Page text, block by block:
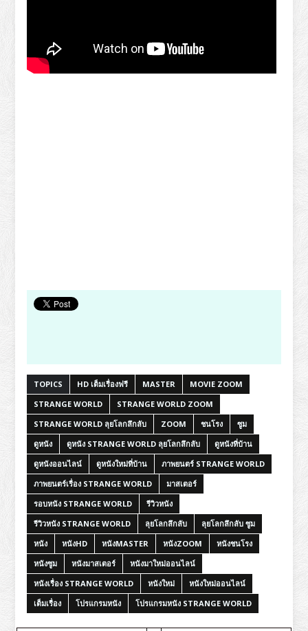
TOPICS HD เต็มเรื่องฟรี MASTER
MOVIE ZOOM
STRANGE WORLD
STRANGE WORLD ZOOM
STRANGE WORLD ลุยโลกลึกลับ
ZOOM ชนโรง
ซูม
ดูหนัง
ดูหนัง STRANGE WORLD ลุยโลกลึกลับ
ดูหนังที่บ้าน
ดูหนังออนไลน์
ดูหนังใหม่ที่บ้าน
ภาพยนตร์ STRANGE WORLD
ภาพยนตร์เรื่อง STRANGE WORLD
มาสเตอร์
รอบหนัง STRANGE WORLD
รีวิวหนัง
รีวิวหนัง STRANGE WORLD
ลุยโลกลึกลับ
ลุยโลกลึกลับ ซูม
หนัง
หนังHD หนังMASTER หนังZOOM
หนังชนโรง
หนังซูม
หนังมาสเตอร์
หนังมาใหม่ออนไลน์
หนังเรื่อง STRANGE WORLD
หนังใหม่
หนังใหม่ออนไลน์
เต็มเรื่อง
โปรแกรมหนัง โปรแกรมหนัง STRANGE WORLD